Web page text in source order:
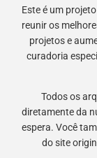
Este é um
reunir os
projetos e
curadoria
Todos os
diretamente da
espera. Você
do site